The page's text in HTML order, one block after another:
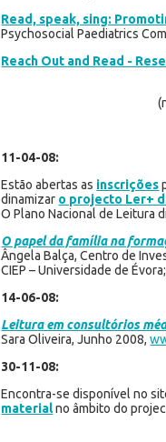
Read, speak, sing:
Psychosocial Paediatrics
Reach Out and Read -
11-04-08:
Estão abertas as inscrições
dinamizar o projecto Ler+
O Plano Nacional de Leitura
O papel da família na
Ângela Balça, Centro de
CIEP – Universidade de
14-06-08:
Leitura em consultórios
Sara Oliveira, Junho 2008,
30-11-08:
Encontra-se disponível no
materialno âmbito do